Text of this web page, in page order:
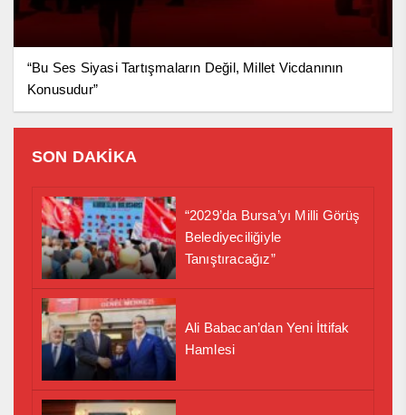
“Bu Ses Siyasi Tartışmaların Değil, Millet Vicdanının
Konusudur”
SON DAKİKA
“2029’da Bursa’yı Milli Görüş
Belediyeciliğiyle
Tanıştıracağız”
Ali Babacan’dan Yeni İttifak
Hamlesi